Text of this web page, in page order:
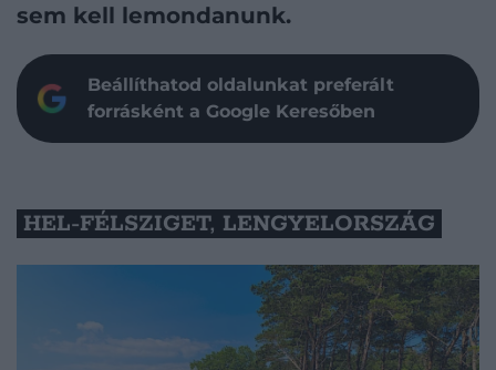
sem kell lemondanunk.
Beállíthatod oldalunkat preferált
forrásként a Google Keresőben
HEL-FÉLSZIGET, LENGYELORSZÁG